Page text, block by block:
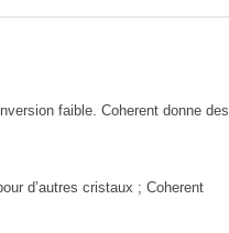
faible. Coherent donne des
d’autres cristaux ; Coherent